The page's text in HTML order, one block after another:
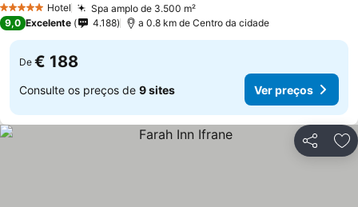
5 Estrelas Hotel Spa amplo de 3.500 m²Ver preços
9,0 Excelente 4.188 a 0.8 km de Centro da cidade
De € 188
Consulte os preços de 9 sites Ver preços
Partilhar